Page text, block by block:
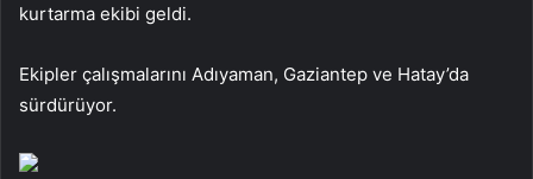
kurtarma ekibi geldi.
Ekipler çalışmalarını Adıyaman, Gaziantep ve Hatay’da
sürdürüyor.